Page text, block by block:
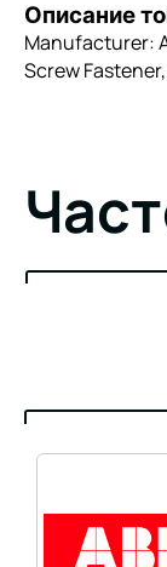
Описание
Manufacturer:
Screw